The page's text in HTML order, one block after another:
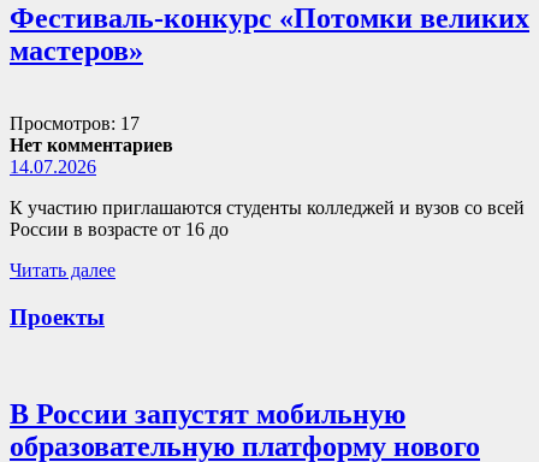
Фестиваль-конкурс «Потомки великих
мастеров»
Просмотров: 17
Нет комментариев
14.07.2026
К участию приглашаются студенты колледжей и вузов со всей
России в возрасте от 16 до
Читать далее
Проекты
В России запустят мобильную
образовательную платформу нового